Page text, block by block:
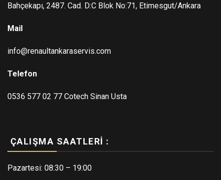
Bahçekapı, 2487. Cad. D:C Blok No:71, Etimesgut/Ankara
Mail
info@renaultankaraservis.com
Telefon
0536 577 02 77 Cotech Sinan Usta
ÇALIŞMA SAATLERI :
Pazartesi: 08:30 – 19:00